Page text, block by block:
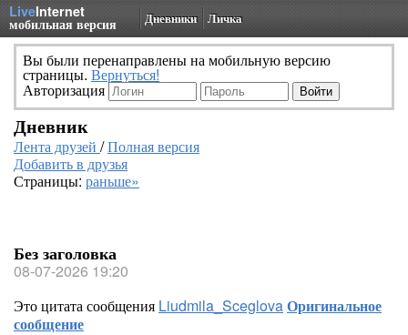
LiveInternet
мобильная версия Дневники Личка
Вы были перенаправлены на мобильную версию
страницы. Вернуться!
Авторизация
Дневник
Лента друзей /Полная версия
Добавить в друзья
Страницы: раньше»
Без заголовка
08-07-2026 19:20
Это цитата сообщения Liudmila_SceglovaОригинальное
сообщение